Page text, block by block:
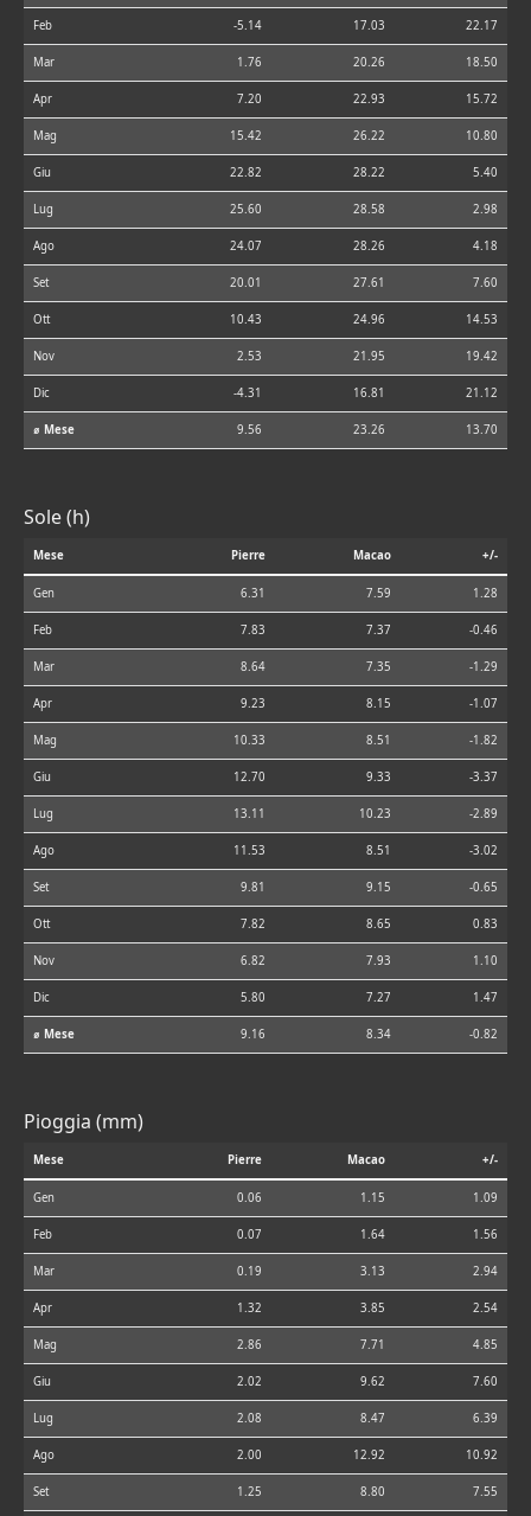
Feb -5.14 17.03 22.17
Mar 1.76 20.26 18.50
Apr 7.20 22.93 15.72
Mag 15.42 26.22 10.80
Giu 22.82 28.22 5.40
Lug 25.60 28.58 2.98
Ago 24.07 28.26 4.18
Set 20.01 27.61 7.60
Ott 10.43 24.96 14.53
Nov 2.53 21.95 19.42
Dic -4.31 16.81 21.12
⌀ Mese 9.56 23.26 13.70
Sole (h)
Mese Pierre Macao +/-
Gen 6.31 7.59 1.28
Feb 7.83 7.37 -0.46
Mar 8.64 7.35 -1.29
Apr 9.23 8.15 -1.07
Mag 10.33 8.51 -1.82
Giu 12.70 9.33 -3.37
Lug 13.11 10.23 -2.89
Ago 11.53 8.51 -3.02
Set 9.81 9.15 -0.65
Ott 7.82 8.65 0.83
Nov 6.82 7.93 1.10
Dic 5.80 7.27 1.47
⌀ Mese 9.16 8.34 -0.82
Pioggia (mm)
Mese Pierre Macao +/-
Gen 0.06 1.15 1.09
Feb 0.07 1.64 1.56
Mar 0.19 3.13 2.94
Apr 1.32 3.85 2.54
Mag 2.86 7.71 4.85
Giu 2.02 9.62 7.60
Lug 2.08 8.47 6.39
Ago 2.00 12.92 10.92
Set 1.25 8.80 7.55